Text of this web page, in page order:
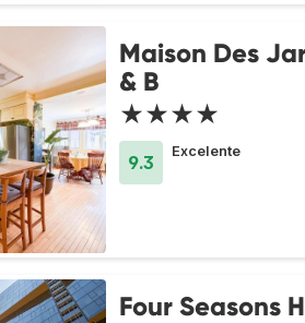
Maison Des
& B
★★★★
9.3
Excelente
Four Seasons